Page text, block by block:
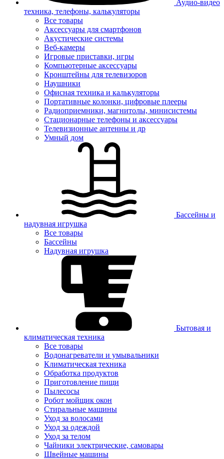
Аудио-видео
техника, телефоны, калькуляторы
Все товары
Аксессуары для смартфонов
Акустические системы
Веб-камеры
Игровые приставки, игры
Компьютерные аксессуары
Кронштейны для телевизоров
Наушники
Офисная техника и калькуляторы
Портативные колонки, цифровые плееры
Радиоприемники, магнитолы, минисистемы
Стационарные телефоны и аксессуары
Телевизионные антенны и др
Умный дом
Бассейны и
надувная игрушка
Все товары
Бассейны
Надувная игрушка
Бытовая и
климатическая техника
Все товары
Водонагреватели и умывальники
Климатическая техника
Обработка продуктов
Приготовление пищи
Пылесосы
Робот мойщик окон
Стиральные машины
Уход за волосами
Уход за одеждой
Уход за телом
Чайники электрические, самовары
Швейные машины